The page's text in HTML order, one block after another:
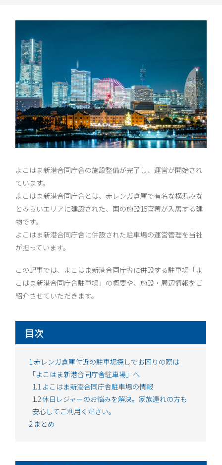
よこはま新港合同庁舎の施設整備が完了し、運営が開始され
ています。
よこはま新港合同庁舎とは、赤レンガ倉庫で有名な横浜みな
とみらいエリアに建設された、国の施設15官署が入居する建
物です。
よこはま新港合同庁舎に併設された駐車場の運営管理を当社
が担っています。
この記事では、よこはま新港合同庁舎に併設する駐車場「よ
こはま新港合同庁舎駐車場」の概要や、施設・周辺情報をご
紹介させていただきます。
目次
1赤レンガ倉庫付近の駐車場探しでお困りの際は
「よこはま新港合同庁舎駐車場」へ
1.1 よこはま新港合同庁舎駐車場の情報
1.2休日レジャーのお悩みを解決。家族連れの方も
安心してご利用ください。
2まとめ